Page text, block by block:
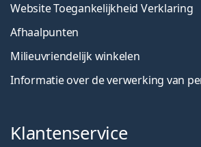
Website Toegankelijkheid Verklaring
Afhaalpunten
Milieuvriendelijk winkelen
Informatie over de verwerking van
Klantenservice